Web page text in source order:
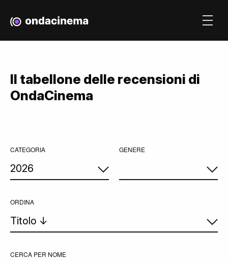
Il tabellone delle recensioni di
OndaCinema
CATEGORIA GENERE
ORDINA
CERCA PER NOME